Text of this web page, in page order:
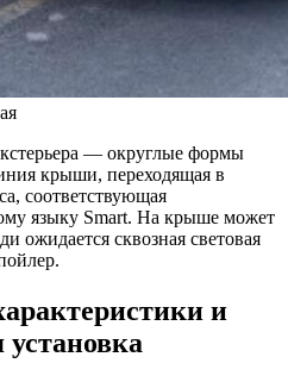
— округлые формы
крыши, переходящая в
соответствующая
языку Smart. На крыше может
ожидается сквозная световая
и
установка